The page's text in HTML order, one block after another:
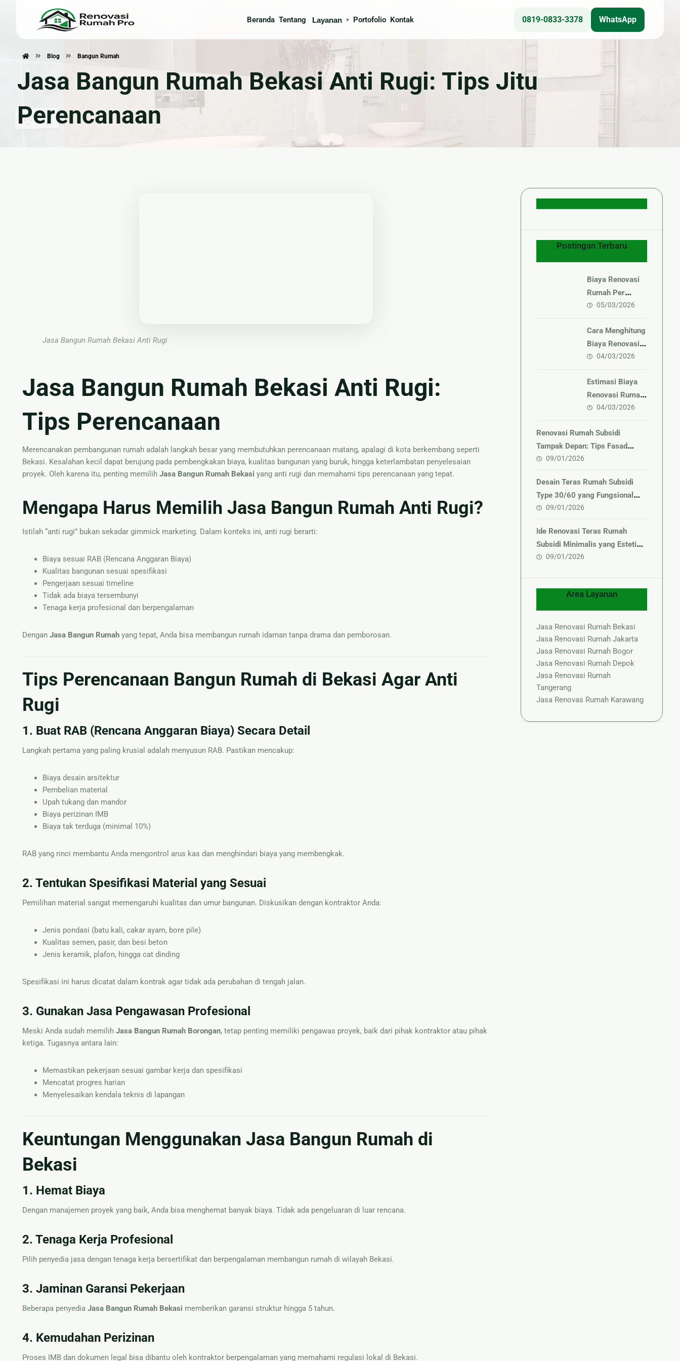
Beranda Tentang Layanan ▾ Portofolio Kontak 0819-0833-3378 WhatsApp
🏠 Renovasi Rumah
🛁 Renovasi Kamar Mandi
🏗 Bangun Rumah
Interior
🍳 Kitchen Set
🪨 Marmer & Granite
🎥 CCTV
⚙ Epoxy Lantai
☀ Panel Surya
Blog Bangun Rumah
Jasa Bangun Rumah Bekasi Anti Rugi: Tips Jitu
Perencanaan
Jasa Bangun Rumah Bekasi Anti Rugi
Jasa Bangun Rumah Bekasi Anti Rugi:
Tips Perencanaan
Merencanakan pembangunan rumah adalah langkah besar yang membutuhkan perencanaan matang, apalagi di kota berkembang seperti
Bekasi. Kesalahan kecil dapat berujung pada pembengkakan biaya, kualitas bangunan yang buruk, hingga keterlambatan penyelesaian
proyek. Oleh karena itu, penting memilih Jasa Bangun Rumah Bekasi yang anti rugi dan memahami tips perencanaan yang tepat.
Mengapa Harus Memilih Jasa Bangun Rumah Anti Rugi?
Istilah “anti rugi” bukan sekadar gimmick marketing. Dalam konteks ini, anti rugi berarti:
Biaya sesuai RAB (Rencana Anggaran Biaya)
Kualitas bangunan sesuai spesifikasi
Pengerjaan sesuai timeline
Tidak ada biaya tersembunyi
Tenaga kerja profesional dan berpengalaman
Dengan Jasa Bangun Rumahyang tepat, Anda bisa membangun rumah idaman tanpa drama dan pemborosan.
Tips Perencanaan Bangun Rumah di Bekasi Agar Anti
Rugi
1. Buat RAB (Rencana Anggaran Biaya) Secara Detail
Langkah pertama yang paling krusial adalah menyusun RAB. Pastikan mencakup:
Biaya desain arsitektur
Pembelian material
Upah tukang dan mandor
Biaya perizinan IMB
Biaya tak terduga (minimal 10%)
RAB yang rinci membantu Anda mengontrol arus kas dan menghindari biaya yang membengkak.
2. Tentukan Spesifikasi Material yang Sesuai
Pemilihan material sangat memengaruhi kualitas dan umur bangunan. Diskusikan dengan kontraktor Anda:
Jenis pondasi (batu kali, cakar ayam, bore pile)
Kualitas semen, pasir, dan besi beton
Jenis keramik, plafon, hingga cat dinding
Spesifikasi ini harus dicatat dalam kontrak agar tidak ada perubahan di tengah jalan.
3. Gunakan Jasa Pengawasan Profesional
Meski Anda sudah memilih Jasa Bangun Rumah Borongan, tetap penting memiliki pengawas proyek, baik dari pihak kontraktor atau pihak
ketiga. Tugasnya antara lain:
Memastikan pekerjaan sesuai gambar kerja dan spesifikasi
Mencatat progres harian
Menyelesaikan kendala teknis di lapangan
Keuntungan Menggunakan Jasa Bangun Rumah di
Bekasi
1. Hemat Biaya
Dengan manajemen proyek yang baik, Anda bisa menghemat banyak biaya. Tidak ada pengeluaran di luar rencana.
2. Tenaga Kerja Profesional
Pilih penyedia jasa dengan tenaga kerja bersertifikat dan berpengalaman membangun rumah di wilayah Bekasi.
3. Jaminan Garansi Pekerjaan
Beberapa penyedia Jasa Bangun Rumah Bekasi memberikan garansi struktur hingga 5 tahun.
4. Kemudahan Perizinan
Proses IMB dan dokumen legal bisa dibantu oleh kontraktor berpengalaman yang memahami regulasi lokal di Bekasi.
Postingan Terbaru
Biaya Renovasi
Rumah Per
Meter Terbaru
05/03/2026
Cara Menghitung
Biaya Renovasi
Rumah Sendiri
04/03/2026
Estimasi Biaya
Renovasi Rumah
2026 Terbaru
04/03/2026
Renovasi Rumah Subsidi
Tampak Depan: Tips Fasad
Minimalis yang Bernilai Tinggi
09/01/2026
Desain Teras Rumah Subsidi
Type 30/60 yang Fungsional
dan Elegan
09/01/2026
Ide Renovasi Teras Rumah
Subsidi Minimalis yang Estetik
& Hemat Biaya
09/01/2026
Area Layanan
Jasa Renovasi Rumah Bekasi
Jasa Renovasi Rumah Jakarta
Jasa Renovasi Rumah Bogor
Jasa Renovasi Rumah Depok
Jasa Renovasi Rumah
Tangerang
Jasa Renovas Rumah Karawang